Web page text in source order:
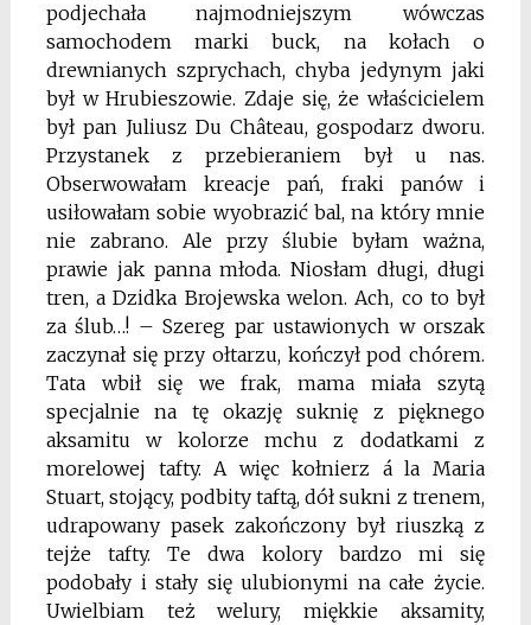
podjechała najmodniej­szym wówczas
samochodem marki buck, na kołach o
drewnianych szprychach, chyba jedynym jaki
był w Hrubieszowie. Zdaje się, że właścicielem
był pan Juliusz Du Châ­teau, gospodarz dworu.
Przystanek z przebieraniem był u nas.
Obserwowałam kreacje pań, fraki panów i
usiłowałam sobie wyobrazić bal, na który mnie
nie zabrano. Ale przy ślubie byłam ważna,
prawie jak panna młoda. Niosłam długi, długi
tren, a Dzidka Brojewska welon. Ach, co to był
za ślub…! – Szereg par ustawio­nych w orszak
zaczynał się przy ołtarzu, kończył pod chórem.
Tata wbił się we frak, mama miała szytą
specjalnie na tę okazję suknię z pięknego
aksamitu w kolorze mchu z dodatkami z
morelowej tafty. A więc kołnierz á la Maria
Stuart, stojący, podbity taftą, dół sukni z trenem,
udrapowany pasek zakończony był riuszką z
tejże tafty. Te dwa kolory bardzo mi się
podobały i stały się ulubionymi na całe życie.
Uwielbiam też welury, miękkie aksamity,